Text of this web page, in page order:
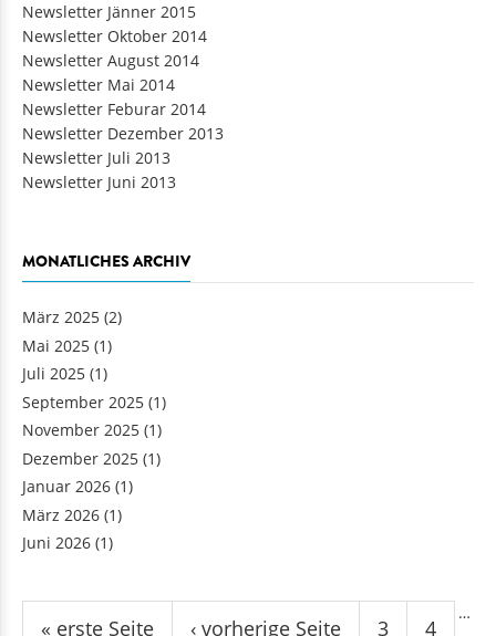
Newsletter Jänner 2015
Newsletter Oktober 2014
Newsletter August 2014
Newsletter Mai 2014
Newsletter Feburar 2014
Newsletter Dezember 2013
Newsletter Juli 2013
Newsletter Juni 2013
MONATLICHES ARCHIV
März 2025 (2)
Mai 2025 (1)
Juli 2025 (1)
September 2025 (1)
November 2025 (1)
Dezember 2025 (1)
Januar 2026 (1)
März 2026 (1)
Juni 2026 (1)
Seiten
« erste Seite ‹ vorherige Seite
…
3 4